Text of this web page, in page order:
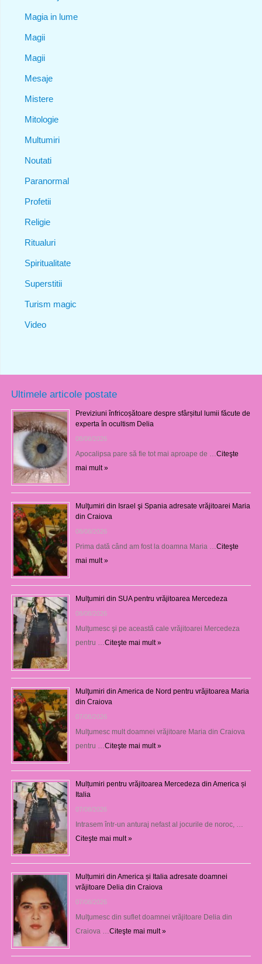
Magia in lume
Magii
Magii
Mesaje
Mistere
Mitologie
Multumiri
Noutati
Paranormal
Profetii
Religie
Ritualuri
Spiritualitate
Superstitii
Turism magic
Video
Ultimele articole postate
Previziuni înfricoșătoare despre sfârșitul lumii făcute de
experta în ocultism Delia
08/08/2026
Apocalipsa pare să fie tot mai aproape de … Citeşte
mai mult »
Mulţumiri din Israel şi Spania adresate vrăjitoarei Maria
din Craiova
08/08/2026
Prima dată când am fost la doamna Maria … Citeşte
mai mult »
Mulţumiri din SUA pentru vrăjitoarea Mercedeza
08/08/2026
Mulţumesc şi pe această cale vrăjitoarei Mercedeza
pentru … Citeşte mai mult »
Mulţumiri din America de Nord pentru vrăjitoarea Maria
din Craiova
07/08/2026
Mulţumesc mult doamnei vrăjitoare Maria din Craiova
pentru … Citeşte mai mult »
Mulțumiri pentru vrăjitoarea Mercedeza din America și
Italia
07/08/2026
Intrasem într-un anturaj nefast al jocurile de noroc, …
Citeşte mai mult »
Mulțumiri din America și Italia adresate doamnei
vrăjitoare Delia din Craiova
07/08/2026
Mulţumesc din suflet doamnei vrăjitoare Delia din
Craiova … Citeşte mai mult »